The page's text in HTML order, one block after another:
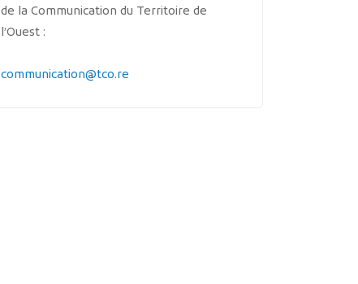
de la Communication du Territoire de
l’Ouest :
communication@tco.re